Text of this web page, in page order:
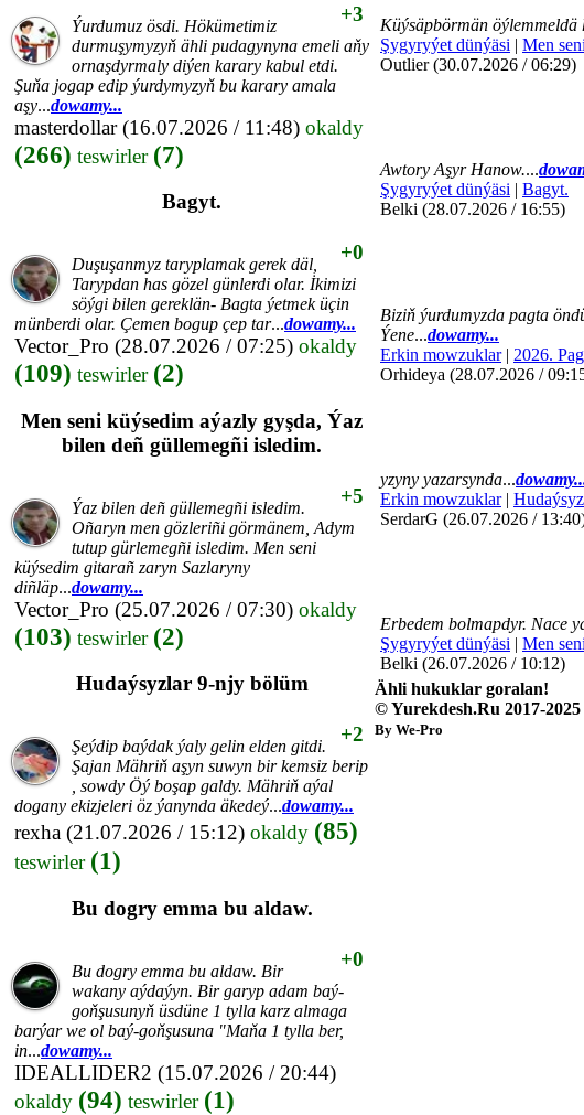
+3
Ýurdumuz ösdi. Hökümetimiz
durmuşymyzyň ähli pudagynyna emeli aňy
ornaşdyrmaly diýen karary kabul etdi.
Şuňa jogap edip ýurdymyzyň bu karary amala
aşy...dowamy...
masterdollar(16.07.2026 / 11:48) okaldy
(266) teswirler (7)
Bagyt.
+0
Duşuşanmyz taryplamak gerek däl,
Tarypdan has gözel günlerdi olar. İkimizi
söýgi bilen gereklän- Bagta ýetmek üçin
münberdi olar. Çemen bogup çep tar...dowamy...
Vector_Pro (28.07.2026 / 07:25) okaldy
(109) teswirler (2)
Men seni küýsedim aýazly gyşda, Ýaz
bilen deñ güllemegñi isledim.
+5
Ýaz bilen deñ güllemegñi isledim.
Oñaryn men gözleriñi görmänem, Adym
tutup gürlemegñi isledim. Men seni
küýsedim gitarañ zaryn Sazlaryny
diñläp...dowamy...
Vector_Pro (25.07.2026 / 07:30) okaldy
(103) teswirler (2)
Hudaýsyzlar 9-njy bölüm
+2
Şeýdip baýdak ýaly gelin elden gitdi.
Şajan Mähriň aşyn suwyn bir kemsiz berip
, sowdy Öý boşap galdy. Mähriň aýal
dogany ekizjeleri öz ýanynda äkedeý...dowamy...
rexha (21.07.2026 / 15:12) okaldy (85)
teswirler (1)
Bu dogry emma bu aldaw.
+0
Bu dogry emma bu aldaw. Bir
wakany aýdaýyn. Bir garyp adam baý-
goňşusunyň üsdüne 1 tylla karz almaga
barýar we ol baý-goňşusuna "Maňa 1 tylla ber,
in...dowamy...
IDEALLIDER2 (15.07.2026 / 20:44)
okaldy (94) teswirler (1)
Küýsäpbörmän öýlemmeldä
Şygyryýet dünýäsi | Men
Outlier (30.07.2026 / 06:29)
Awtory Aşyr Hanow....
Şygyryýet dünýäsi | Bagyt.
Belki (28.07.2026 / 16:55)
Biziň ýurdumyzda pagta
Ýene...dowamy...
Erkin mowzuklar| 2026.
Orhideya (28.07.2026 /
yzyny yazarsynda...
Erkin mowzuklar|
SerdarG (26.07.2026 /
Erbedem bolmapdyr. Nace
Şygyryýet dünýäsi | Men
Belki (26.07.2026 / 10:12)
Ähli hukuklar goralan!
© Yurekdesh.Ru 2017-2025
By We-Pro